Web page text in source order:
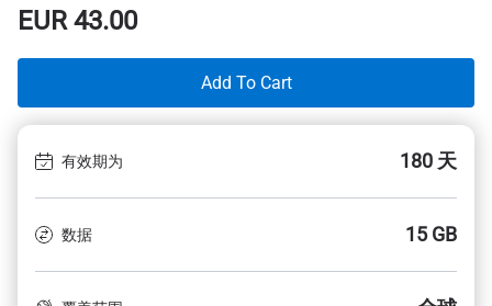
EUR43.00
Add To Cart
有效期为 180 天
数据 15 GB